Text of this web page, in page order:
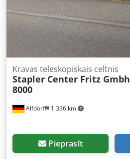
Alfdorf 1 336 km
Kravas teleskopiskais celtnis
Stapler Center Fritz Gmbh
8000
Pieprasīt